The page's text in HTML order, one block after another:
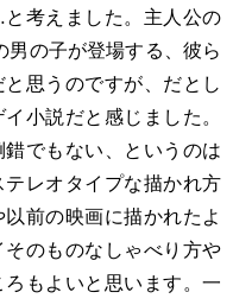
考えました。主人公の
男の子が登場する、彼ら
思うのですが、だとし
小説だと感じました。
でもない、というのは
レオタイプな描かれ方
前の映画に描かれたよ
のものなしゃべり方や
もよいと思います。一